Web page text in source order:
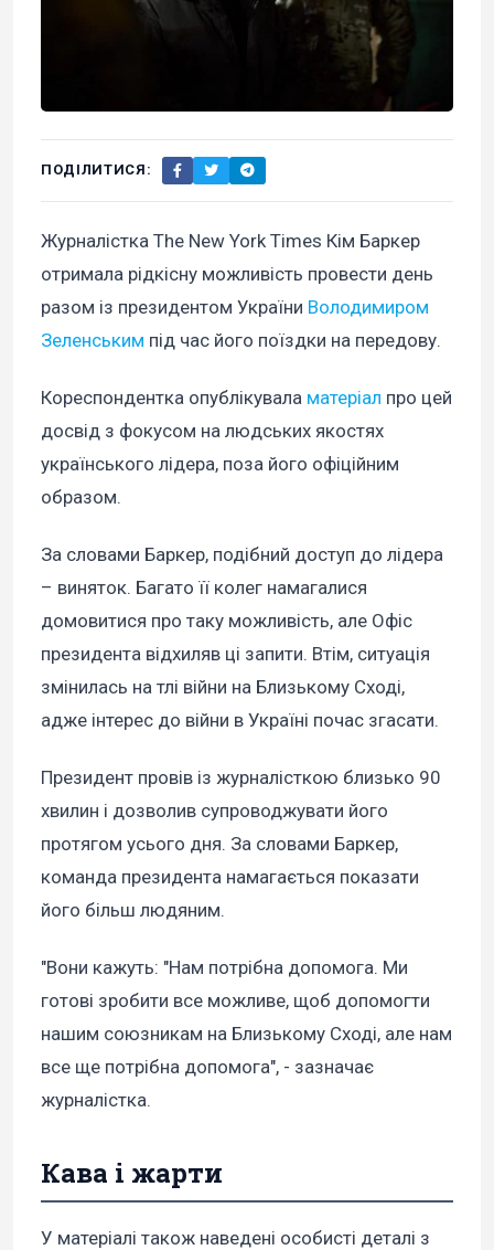
ПОДІЛИТИСЯ:
Журналістка The New York Times Кім Баркер
отримала рідкісну можливість провести день
разом із президентом України Володимиром
Зеленським під час його поїздки на передову.
Кореспондентка опублікувала матеріал про цей
досвід з фокусом на людських якостях
українського лідера, поза його офіційним
образом.
За словами Баркер, подібний доступ до лідера
– виняток. Багато її колег намагалися
домовитися про таку можливість, але Офіс
президента відхиляв ці запити. Втім, ситуація
змінилась на тлі війни на Близькому Сході,
адже інтерес до війни в Україні почас згасати.
Президент провів із журналісткою близько 90
хвилин і дозволив супроводжувати його
протягом усього дня. За словами Баркер,
команда президента намагається показати
його більш людяним.
"Вони кажуть: "Нам потрібна допомога. Ми
готові зробити все можливе, щоб допомогти
нашим союзникам на Близькому Сході, але нам
все ще потрібна допомога", - зазначає
журналістка.
Кава і жарти
У матеріалі також наведені особисті деталі з